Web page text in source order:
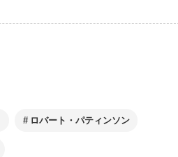
ロバート・パティンソン